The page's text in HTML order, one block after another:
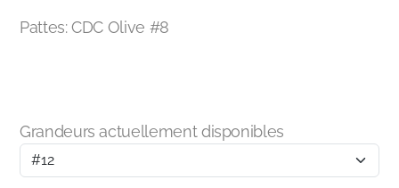
Pattes: CDC Olive #8
Grandeurs actuellement disponibles